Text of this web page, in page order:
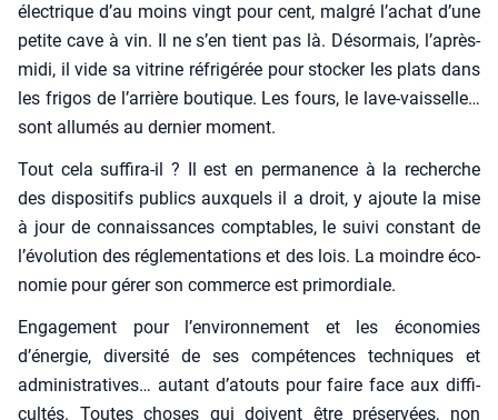
élec­trique d’au moins vingt pour cent, mal­gré l’achat d’une
petite cave à vin. Il ne s’en tient pas là. Désor­mais, l’après-
midi, il vide sa vitrine réfri­gé­rée pour sto­cker les plats dans
les fri­gos de l’arrière bou­tique. Les fours, le lave-vais­selle…
sont allu­més au der­nier moment.
Tout cela suf­fi­ra-il ? Il est en per­ma­nence à la recherche
des dis­po­si­tifs publics aux­quels il a droit, y ajoute la mise
à jour de connais­sances comp­tables, le sui­vi constant de
l’évolution des régle­men­ta­tions et des lois. La moindre éco­
no­mie pour gérer son com­merce est pri­mor­diale.
Enga­ge­ment pour l’environnement et les éco­no­mies
d’énergie, diver­si­té de ses com­pé­tences tech­niques et
admi­nis­tra­tives… autant d’atouts pour faire face aux dif­fi­
cul­tés. Toutes choses qui doivent être pré­ser­vées, non